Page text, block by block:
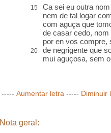
15
Ca sei eu outra
nem de tal logar
com aguça que
de casar cedo,
por en vos compre,
20
de negrigente que
mui aguçosa, sem
----- Aumentar letra ----- Diminuir
Nota geral: